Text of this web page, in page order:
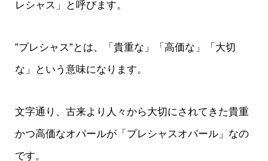
レシャス」と呼びます。
”プレシャス”とは、「貴重な」「高価な」「大切
な」という意味になります。
文字通り、古来より人々から大切にされてきた貴重
かつ高価なオパールが「プレシャスオパール」なの
です。